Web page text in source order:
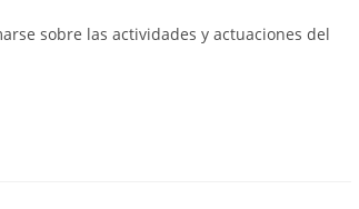
sobre las actividades y actuaciones del